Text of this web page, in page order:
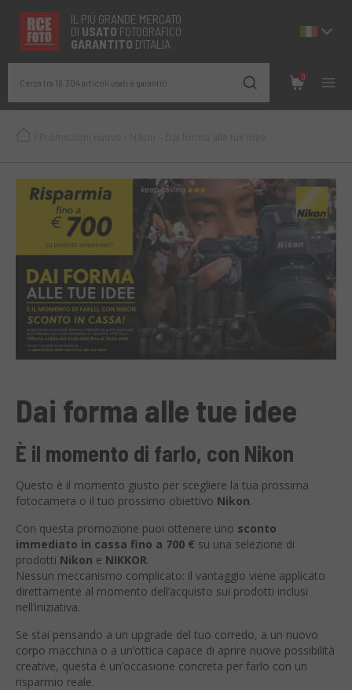
IL PIÙ GRANDE MERCATO
DI USATO FOTOGRAFICO
GARANTITO D’ITALIA
Cerca tra 19.304 articoli usati e garantiti
0
Dai forma alle tue idee
È il momento di farlo, con Nikon
Questo è il momento giusto per scegliere la tua prossima
fotocamera o il tuo prossimo obiettivo Nikon.
Con questa promozione puoi ottenere uno sconto
immediato in cassa fino a 700 € su una selezione di
prodotti Nikon e NIKKOR.
Nessun meccanismo complicato: il vantaggio viene applicato
direttamente al momento dell’acquisto sui prodotti inclusi
nell’iniziativa.
Se stai pensando a un upgrade del tuo corredo, a un nuovo
corpo macchina o a un’ottica capace di aprire nuove possibilità
creative, questa è un’occasione concreta per farlo con un
risparmio reale.